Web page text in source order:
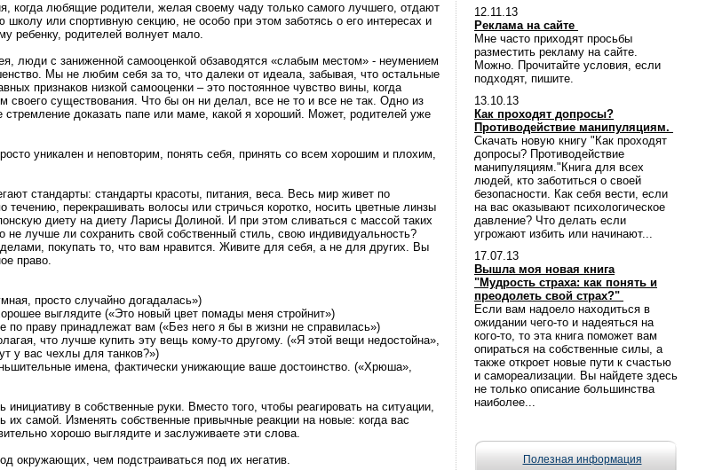
когда любящие родители, желая своему чаду только самого лучшего, отдают
или спортивную секцию, не особо при этом заботясь о его интересах и
ребенку, родителей волнует мало.
люди с заниженной самооценкой обзаводятся «слабым местом» - неумением
Мы не любим себя за то, что далеки от идеала, забывая, что остальные
признаков низкой самооценки – это постоянное чувство вины, когда
своего существования. Что бы он ни делал, все не то и все не так. Одно из
стремление доказать папе или маме, какой я хороший. Может, родителей уже
уникален и неповторим, понять себя, принять со всем хорошим и плохим,
стандарты: стандарты красоты, питания, веса. Весь мир живет по
перекрашивать волосы или стричься коротко, носить цветные линзы
диету на диету Ларисы Долиной. И при этом сливаться с массой таких
лучше ли сохранить свой собственный стиль, свою индивидуальность?
покупать то, что вам нравится. Живите для себя, а не для других. Вы
право.
просто случайно догадалась»)
выглядите («Это новый цвет помады меня стройнит»)
по праву принадлежат вам («Без него я бы в жизни не справилась»)
что лучше купить эту вещь кому-то другому. («Я этой вещи недостойна»,
у вас чехлы для танков?»)
имена, фактически унижающие ваше достоинство. («Хрюша»,
в собственные руки. Вместо того, чтобы реагировать на ситуации,
их самой. Изменять собственные привычные реакции на новые: когда вас
хорошо выглядите и заслуживаете эти слова.
окружающих, чем подстраиваться под их негатив.
12.11.13
Реклама на сайте
Мне часто приходят просьбы
разместить рекламу на сайте.
Можно. Прочитайте условия, если
подходят, пишите.
13.10.13
Как проходят допросы?
Противодействие манипуляциям.
Скачать новую книгу "Как проходят
допросы? Противодействие
манипуляциям."Книга для всех
людей, кто заботиться о своей
безопасности. Как себя вести, если
на вас оказывают психологическое
давление? Что делать если
угрожают избить или начинают...
17.07.13
Вышла моя новая книга
"Мудрость страха: как понять и
преодолеть свой страх?"
Если вам надоело находиться в
ожидании чего-то и надеяться на
кого-то, то эта книга поможет вам
опираться на собственные силы, а
также откроет новые пути к счастью
и самореализации. Вы найдете здесь
не только описание большинства
наиболее...
Полезная информация